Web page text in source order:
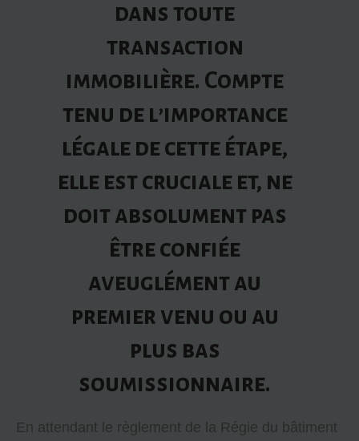
dans toute
transaction
immobilière. Compte
tenu de l’importance
légale de cette étape,
elle est cruciale et, ne
doit absolument pas
être confiée
aveuglément au
premier venu ou au
plus bas
soumissionnaire.
En attendant le règlement de la Régie du bâtiment